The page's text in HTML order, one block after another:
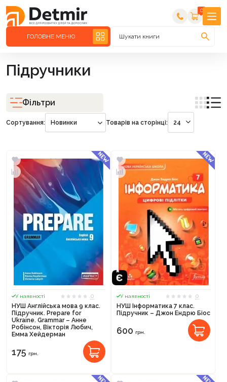
0
ГОЛОВНЕ МЕНЮ Шукати книги
Підручники
Фільтри
Сортування: Новинки Товарів на сторінці: 24
У наявності
0
НУШ Англійська мова 9 клас.
Підручник. Prepare for
Ukraine. Grammar – Анне
Робінсон, Вікторія Любич,
Емма Хейдерман
175 грн.
У наявності
0
НУШ Інформатика 7 клас.
Підручник – Джон Ендрю Біос
600 грн.